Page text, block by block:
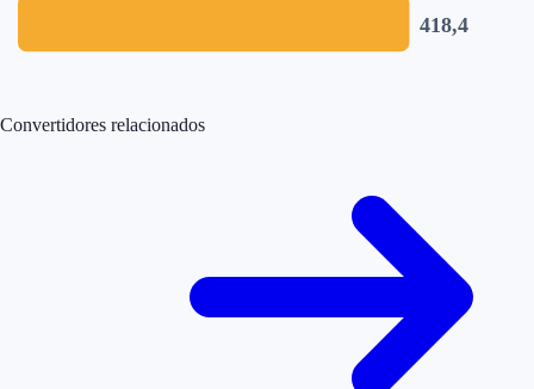
418,4
Convertidores relacionados